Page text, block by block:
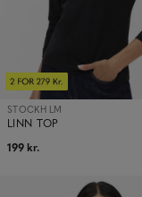
LINN TOP
STOCKH LM
199 kr.